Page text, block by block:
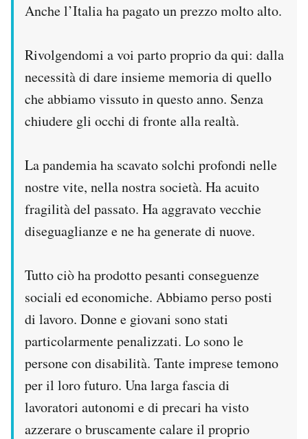
Anche l’Italia ha pagato un prezzo molto alto.
Rivolgendomi a voi parto proprio da qui: dalla
necessità di dare insieme memoria di quello
che abbiamo vissuto in questo anno. Senza
chiudere gli occhi di fronte alla realtà.
La pandemia ha scavato solchi profondi nelle
nostre vite, nella nostra società. Ha acuito
fragilità del passato. Ha aggravato vecchie
diseguaglianze e ne ha generate di nuove.
Tutto ciò ha prodotto pesanti conseguenze
sociali ed economiche. Abbiamo perso posti
di lavoro. Donne e giovani sono stati
particolarmente penalizzati. Lo sono le
persone con disabilità. Tante imprese temono
per il loro futuro. Una larga fascia di
lavoratori autonomi e di precari ha visto
azzerare o bruscamente calare il proprio